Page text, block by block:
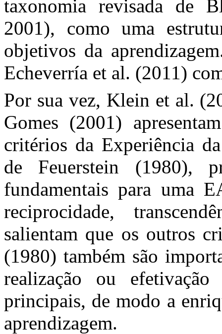
taxonomia revisada de
2001), como uma
objetivos da
Echeverría et al. (2011)
Por sua vez, Klein et al.
Gomes (2001)
critérios da Experiência
de Feuerstein (1980),
fundamentais para uma
reciprocidade,
salientam que os outros
(1980) também são
realização ou
principais, de modo a
aprendizagem.